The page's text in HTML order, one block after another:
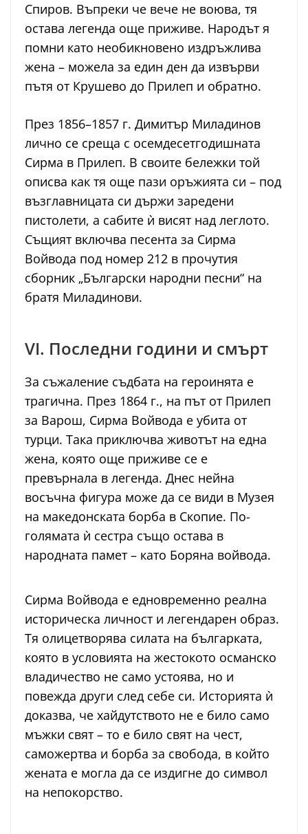
Спиров. Въпреки че вече не воюва, тя
остава легенда още приживе. Народът я
помни като необикновено издръжлива
жена – можела за един ден да извърви
пътя от Крушево до Прилеп и обратно.
През 1856–1857 г. Димитър Миладинов
лично се среща с осемдесетгодишната
Сирма в Прилеп. В своите бележки той
описва как тя още пази оръжията си – под
възглавницата си държи заредени
пистолети, а сабите ѝ висят над леглото.
Същият включва песента за Сирма
Войвода под номер 212 в прочутия
сборник „Български народни песни“ на
братя Миладинови.
VI. Последни години и смърт
За съжаление съдбата на героинята е
трагична. През 1864 г., на път от Прилеп
за Варош, Сирма Войвода е убита от
турци. Така приключва животът на една
жена, която още приживе се е
превърнала в легенда. Днес нейна
восъчна фигура може да се види в Музея
на македонската борба в Скопие. По-
голямата ѝ сестра също остава в
народната памет – като Боряна войвода.
Сирма Войвода е едновременно реална
историческа личност и легендарен образ.
Тя олицетворява силата на българката,
която в условията на жестокото османско
владичество не само устоява, но и
повежда други след себе си. Историята ѝ
доказва, че хайдутството не е било само
мъжки свят – то е било свят на чест,
саможертва и борба за свобода, в който
жената е могла да се издигне до символ
на непокорство.